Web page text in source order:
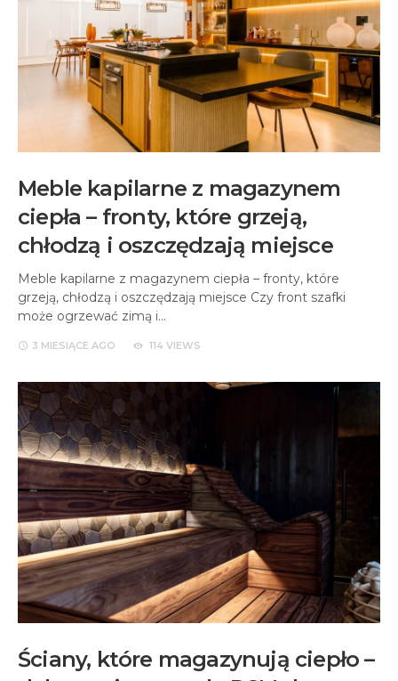
Meble kapilarne z magazynem
ciepła – fronty, które grzeją,
chłodzą i oszczędzają miejsce
Meble kapilarne z magazynem ciepła – fronty, które
grzeją, chłodzą i oszczędzają miejsce Czy front szafki
może ogrzewać zimą i…
3 MIESIĄCE AGO 114 VIEWS
Ściany, które magazynują ciepło –